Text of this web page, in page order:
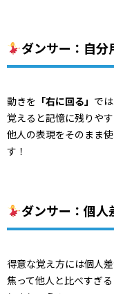
ダンサー：自分
動きを 「右に回る」 で
覚えると記憶に残りや
他人の表現をそのまま使
す！
ダンサー：個人
得意な覚え方には個人
焦って他人と比べすぎる